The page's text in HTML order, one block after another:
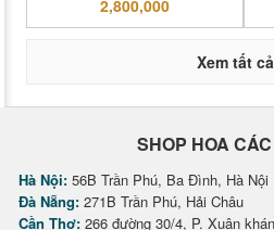
2,800,000
Xem tất cả
SHOP HOA
Hà Nội: 56B Trần Phú, Ba Đình, Hà Nội
Đà Nẵng: 271B Trần Phú, Hải Châu
Cần Thơ: 266 đường 30/4, P. Xuân